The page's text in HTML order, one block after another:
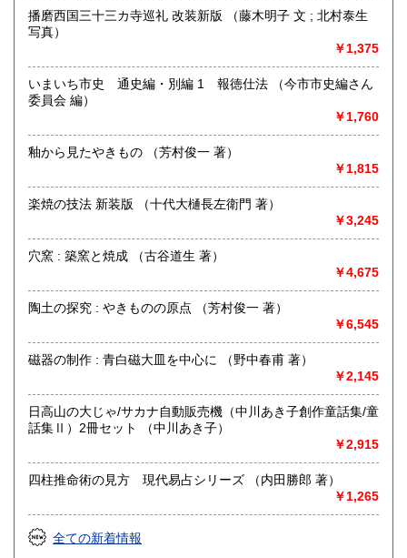
済、思想、宗教、地誌、国際関係、郷土史、戦記、軍事、歴
史、古典、文藝、言語学、心理学、哲学、占術、民俗学、美
術工芸、各種産業（農林水産、建築土木、医療福祉、薬学、
理工学、各種産業統計等）を中心に、社会科学、人文科学、
自然科学、コミック、児童書、同人誌、ZINE等幅広く取り扱
いをしております。
沿線名：JR山陽本線有年駅 相生店についてはJR山陽本線相
最寄駅：JR山陽本線有年駅 相生店についてはJR山陽本線相
営業時間：相生店:11-17時
定休日：相生店:月、火曜日 その他臨時休業あり
書籍の買取について
出張買取、店頭買取しております。なお、不在の時も多々あ
りますので、事前に必ず電話、e-mail等でご連絡ください。
総記、哲学宗教、歴史、社会科学、自然科学、美術工芸、国
語国文、外国文学、古典籍、近代文献、趣味、外国書、サブ
播磨西国三十三カ寺巡礼 改装新版 （藤木明子 文 ; 北村泰生
写真）
￥1,375
いまいち市史 通史編・別編 1 報徳仕法 （今市市史編さん
委員会 編）
￥1,760
釉から見たやきもの （芳村俊一 著）
￥1,815
楽焼の技法 新装版 （十代大樋長左衛門 著）
￥3,245
穴窯 : 築窯と焼成 （古谷道生 著）
￥4,675
陶土の探究 : やきものの原点 （芳村俊一 著）
￥6,545
磁器の制作 : 青白磁大皿を中心に （野中春甫 著）
￥2,145
日高山の大じゃ/サカナ自動販売機（中川あき子創作童話集/童
話集Ⅱ）2冊セット （中川あき子）
￥2,915
四柱推命術の見方 現代易占シリーズ （内田勝郎 著）
￥1,265
全ての新着情報